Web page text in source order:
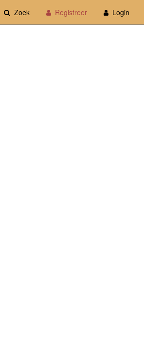
Zoek Registreer Login